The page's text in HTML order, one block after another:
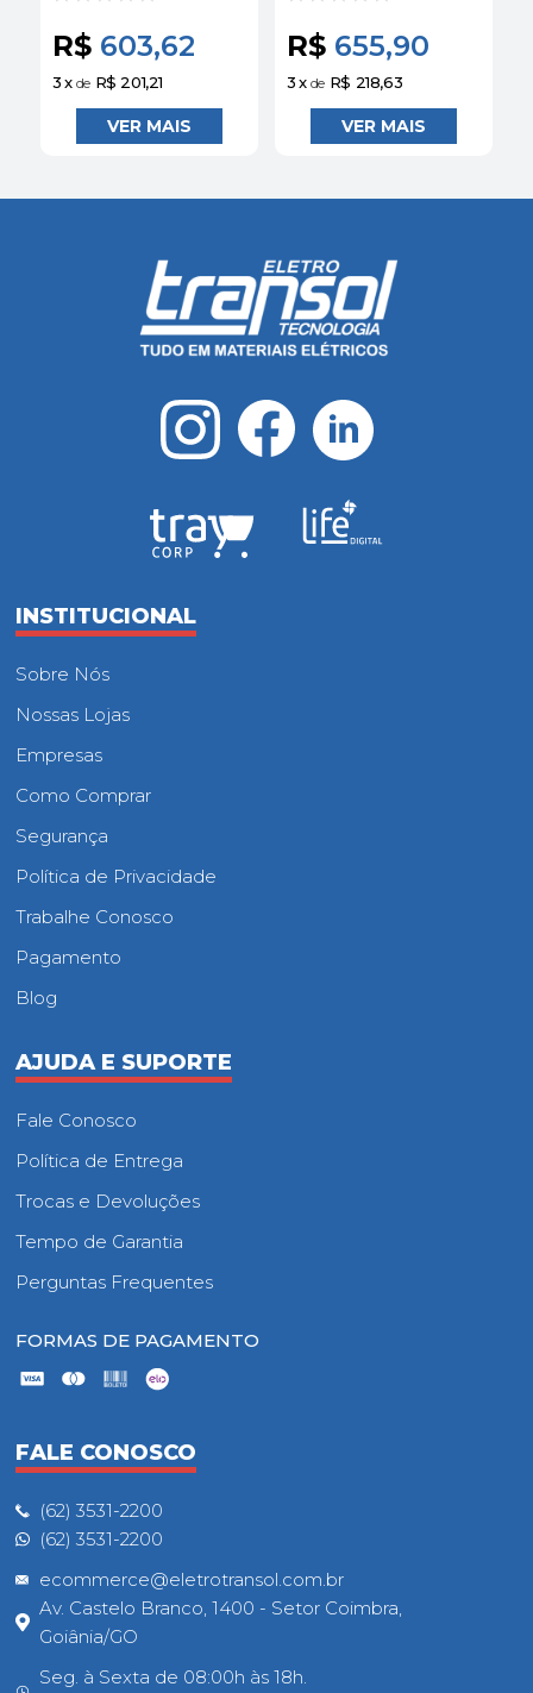
R$ 603,62
3x de R$ 201,21
R$ 655,90
3x de R$ 218,63
INSTITUCIONAL
Sobre Nós
Nossas Lojas
Empresas
Como Comprar
Segurança
Política de Privacidade
Trabalhe Conosco
Pagamento
Blog
AJUDA E SUPORTE
Fale Conosco
Política de Entrega
Trocas e Devoluções
Tempo de Garantia
Perguntas Frequentes
FORMAS DE PAGAMENTO
FALE CONOSCO
(62) 3531-2200
(62) 3531-2200
ecommerce@eletrotransol.com.br
Av. Castelo Branco, 1400 - Setor Coimbra,
Goiânia/GO
Seg. à Sexta de 08:00h às 18h.